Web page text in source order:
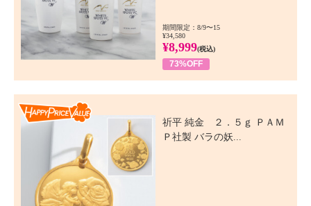
期間限定：8/9〜15
¥34,580
¥8,999(税込)
73%OFF
祈平 純金 ２．５ｇ ＰＡＭ
Ｐ社製 バラの妖...